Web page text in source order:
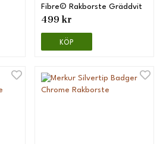
Fibre© Rakborste Gräddvit
499 kr
KÖP